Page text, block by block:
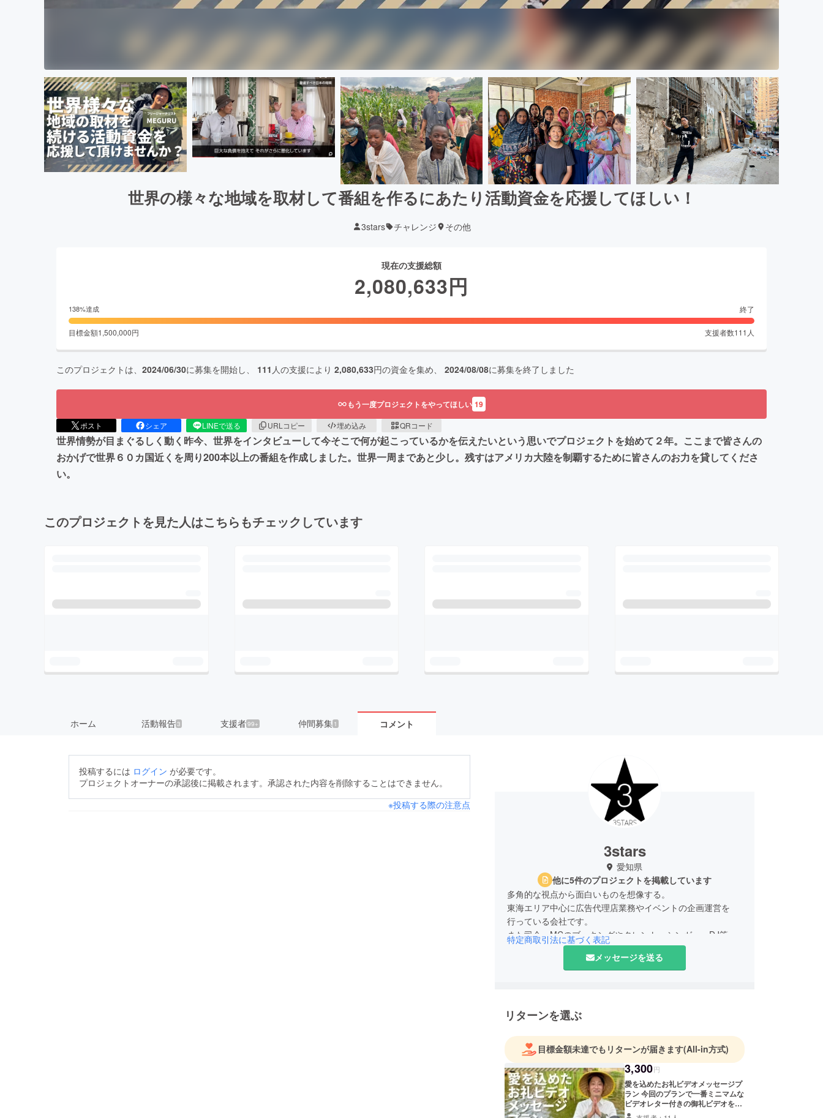
世界の様々な地域を取材して番組を作るにあたり活動資金を応援してほしい！
3stars チャレンジ その他
現在の支援総額
2,080,633円
138%達成 終了
目標金額1,500,000円 支援者数111 人
このプロジェクトは、 2024/06/30に募集を開始し、 111 人の支援により 2,080,633円の資金を集め、 2024/08/08に募集を終了しました
もう一度プロジェクトをやってほしい 19
ポスト シェア LINEで送る URLコピー 埋め込み QRコード
世界情勢が目まぐるしく動く昨今、世界をインタビューして今そこで何が起こっているかを伝えたいという思いでプロジェクトを始めて２年。ここまで皆さんの
おかげで世界６０カ国近くを周り200本以上の番組を作成しました。世界一周まであと少し。残すはアメリカ大陸を制覇するために皆さんのお力を貸してくださ
い。
このプロジェクトを見た人はこちらもチェックしています
ホーム 活動報告3 支援者99+ 仲間募集 1 コメント
投稿するには ログイン が必要です。
プロジェクトオーナーの承認後に掲載されます。承認された内容を削除することはできません。
※投稿する際の注意点
3stars
愛知県
他に5件のプロジェクトを掲載しています
多角的な視点から面白いものを想像する。
東海エリア中心に広告代理店業務やイベントの企画運営を
行っている会社です。
また司会、MCのブッキングやタレント・シンガー・DJ等
アーティストブッキングを行っております。
特定商取引法に基づく表記
メッセージを送る
リターンを選ぶ
目標金額未達でもリターンが届きます(All-in方式)
3,300円
愛を込めたお礼ビデオメッセージプ
ラン 今回のプランで一番ミニマムな
ビデオレター付きの御礼ビデオをお
送りさせて頂きます。この２年間の